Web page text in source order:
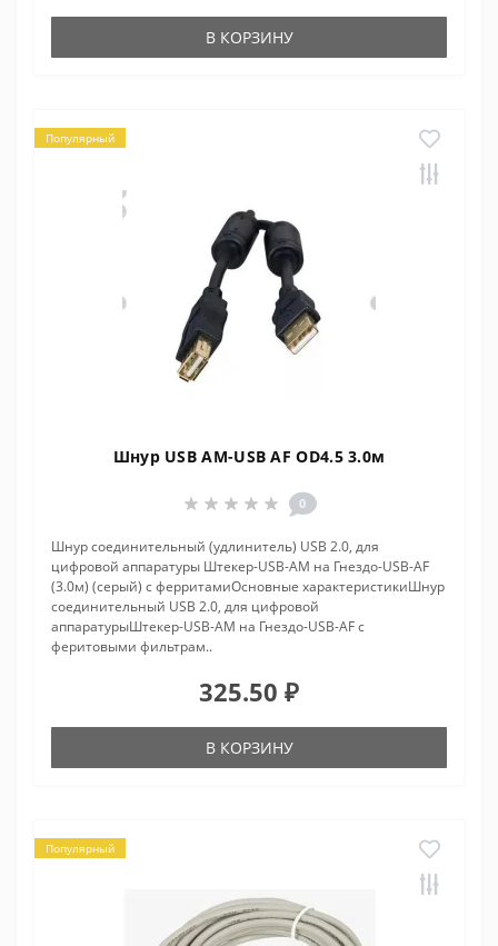
В КОРЗИНУ
Популярный
Шнур USB AM-USB AF OD4.5 3.0м
0
Шнур соединительный (удлинитель) USB 2.0, для
цифровой аппаратуры Штекер-USB-AM на Гнездо-USB-AF
(3.0м) (серый) с ферритамиОсновные характеристикиШнур
соединительный USB 2.0, для цифровой
аппаратурыШтекер-USB-AM на Гнездо-USB-AF с
феритовыми фильтрам..
325.50 ₽
В КОРЗИНУ
Популярный